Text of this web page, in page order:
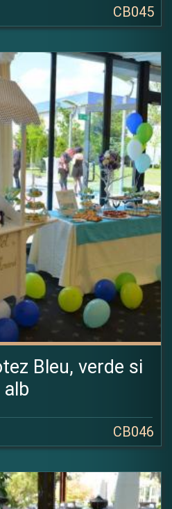
CB045
Bleu, verde si
alb
CB046